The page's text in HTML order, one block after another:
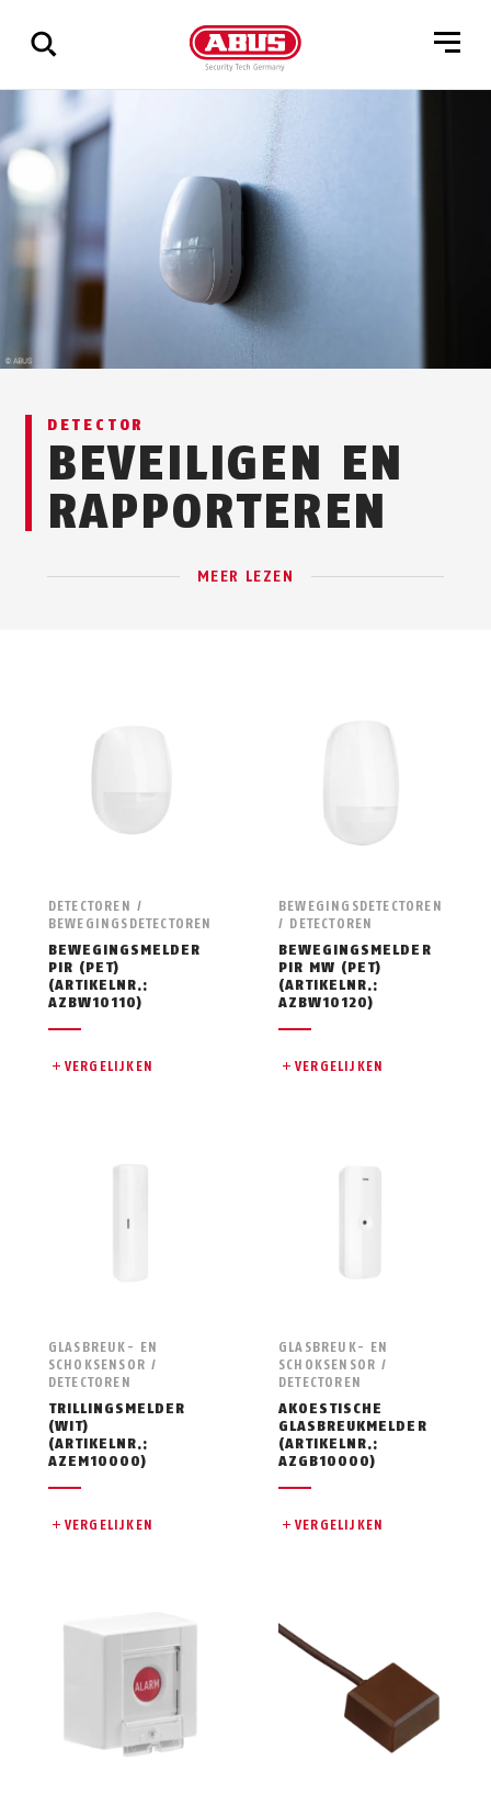
Geef
alle
resultaten
weer
DETECTOR
BEVEILIGEN EN
RAPPORTEREN
MEER LEZEN
DETECTOREN /
BEWEGINGSDETECTOREN
BEWEGINGSMELDER
PIR (PET)
(ARTIKELNR.:
AZBW10110)
VERGELIJKEN
BEWEGINGSDETECTOREN
/ DETECTOREN
BEWEGINGSMELDER
PIR MW (PET)
(ARTIKELNR.:
AZBW10120)
VERGELIJKEN
GLASBREUK- EN
SCHOKSENSOR /
DETECTOREN
TRILLINGSMELDER
(WIT)
(ARTIKELNR.:
AZEM10000)
VERGELIJKEN
GLASBREUK- EN
SCHOKSENSOR /
DETECTOREN
AKOESTISCHE
GLASBREUKMELDER
(ARTIKELNR.:
AZGB10000)
VERGELIJKEN